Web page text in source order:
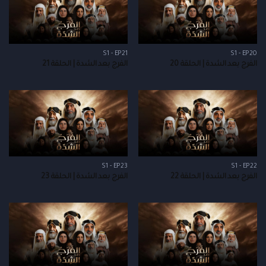
S1 - EP20
الفرج بعد الشدة | الحلقة 20
S1 - EP21
الفرج بعد الشدة | الحلقة 21
S1 - EP22
الفرج بعد الشدة | الحلقة 22
S1 - EP23
الفرج بعد الشدة | الحلقة 23